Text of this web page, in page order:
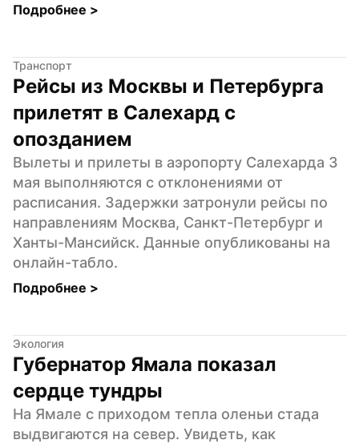
Подробнее >
Транспорт
Рейсы из Москвы и Петербурга
прилетят в Салехард с
опозданием
Вылеты и прилеты в аэропорту Салехарда 3
мая выполняются с отклонениями от
расписания. Задержки затронули рейсы по
направлениям Москва, Санкт-Петербург и
Ханты-Мансийск. Данные опубликованы на
онлайн-табло.
Подробнее >
Экология
Губернатор Ямала показал
сердце тундры
На Ямале с приходом тепла оленьи стада
выдвигаются на север. Увидеть, как